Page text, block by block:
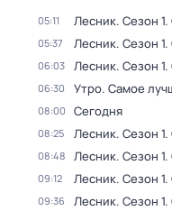
05:11 Лесник. Сезон 1.
05:37 Лесник. Сезон 1.
06:03 Лесник. Сезон 1.
06:30 Утро. Самое
08:00 Сегодня
08:25 Лесник. Сезон 1.
08:48 Лесник. Сезон 1.
09:12 Лесник. Сезон 1.
09:36 Лесник. Сезон 1.